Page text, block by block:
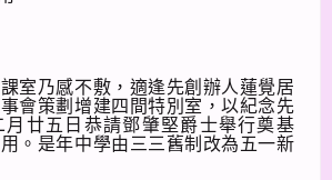
室乃感不敷，適逢先創辦人蓮覺居
會策劃增建四間特別室，以紀念先
月廿五日恭請鄧肇堅爵士舉行奠基
。是年中學由三三舊制改為五一新